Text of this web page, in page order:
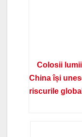
Colosii
China își
riscurile